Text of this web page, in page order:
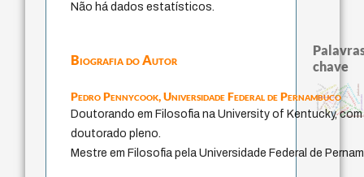
Não há dados estatísticos.
Biografia do Autor
Pedro Pennycook,Universidade Federal de Pernambuco
Doutorando em Filosofia na University of Kentucky,
doutorado pleno.
Mestre em Filosofia pela Universidade Federal de
chave
immanuel kantcódigo da dinastia nguyen
gosto
juízo sensus communis
formação education ideology
redução
mulher
popper
falseabilidade
carnap
constituição
totalização
nome
judaísmo
revelação
autenticidade pessimismo
conjecturas
ren
direito natural
ética.
levinas
yi
li
sentido